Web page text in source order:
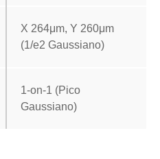
X 264μm, Y 260μm
(1/e2 Gaussiano)
1-on-1 (Pico
Gaussiano)